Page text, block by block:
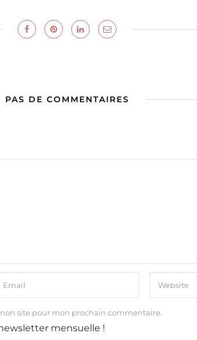
PAS DE COMMENTAIRES
site pour mon prochain commentaire.
mensuelle !